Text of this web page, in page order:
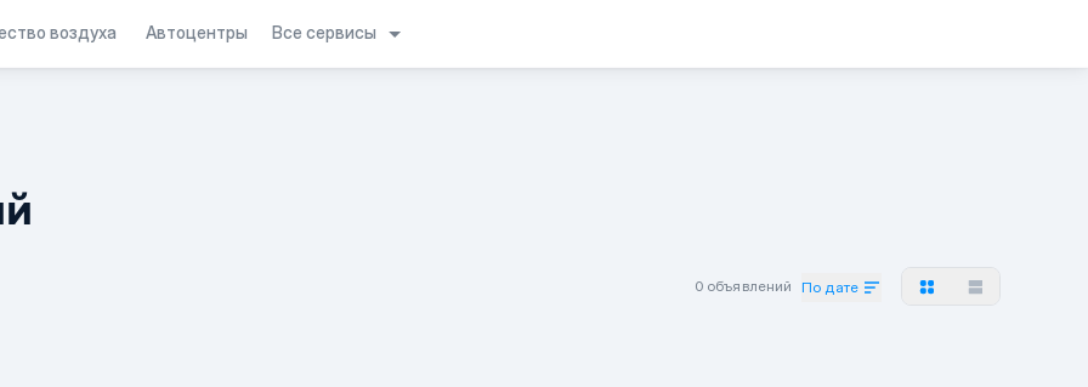
воздуха Автоцентры Все сервисы
0 объявлений По дате